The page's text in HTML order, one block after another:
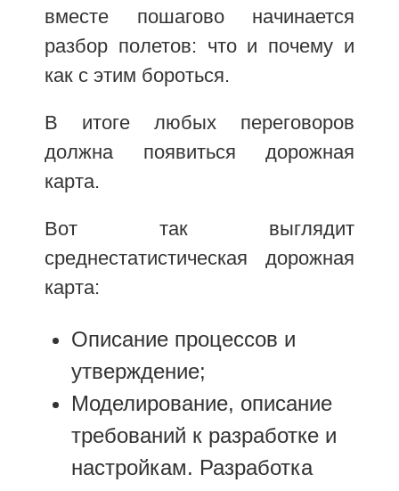
вместе пошагово начинается
разбор полетов: что и почему и
как с этим бороться.
В итоге любых переговоров
должна появиться дорожная
карта.
Вот так выглядит
среднестатистическая дорожная
карта:
Описание процессов и
утверждение;
Моделирование, описание
требований к разработке и
настройкам. Разработка